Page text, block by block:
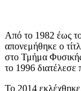
Από το 1982 έως
απονεμήθηκε ο
στο Τμήμα
το 1996 διατέλεσε
Το 2014